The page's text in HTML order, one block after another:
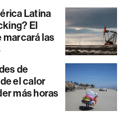
Latina
El
marcará las
de
el calor
más horas